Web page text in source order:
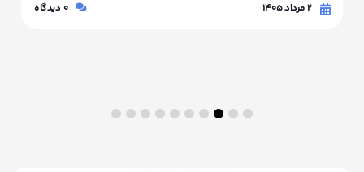
۲ مرداد ۱۴۰۵ 0 دیدگاه